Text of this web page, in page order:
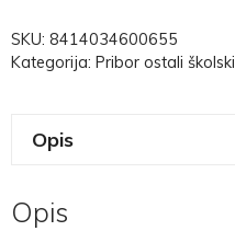
SKU: 8414034600655
Kategorija: Pribor ostali školski
Opis
Opis